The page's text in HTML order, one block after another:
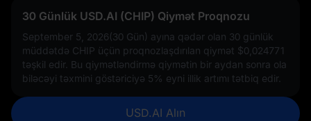
30 Günlük USD.AI (CHIP) Qiymət Proqnozu
September 5, 2026(30 Gün) ayına qədər olan 30 günlük
müddətdə CHIP üçün proqnozlaşdırılan qiymət $0,024771
təşkil edir. Bu qiymətləndirmə qiymətin bir aydan sonra ola
biləcəyi təxmini göstəriciyə 5% eyni illik artımı tətbiq edir.
USD.AI Alın